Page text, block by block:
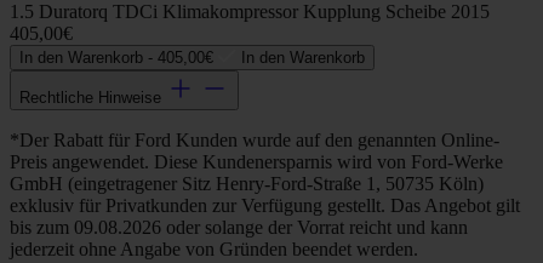
1.5 Duratorq TDCi Klimakompressor Kupplung Scheibe 2015
405,00€
In den Warenkorb - 405,00€ In den Warenkorb
Rechtliche Hinweise
*Der Rabatt für Ford Kunden wurde auf den genannten Online-
Preis angewendet. Diese Kundenersparnis wird von Ford-Werke
GmbH (eingetragener Sitz Henry-Ford-Straße 1, 50735 Köln)
exklusiv für Privatkunden zur Verfügung gestellt. Das Angebot gilt
bis zum 09.08.2026 oder solange der Vorrat reicht und kann
jederzeit ohne Angabe von Gründen beendet werden.